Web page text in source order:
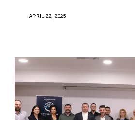
APRIL 22, 2025